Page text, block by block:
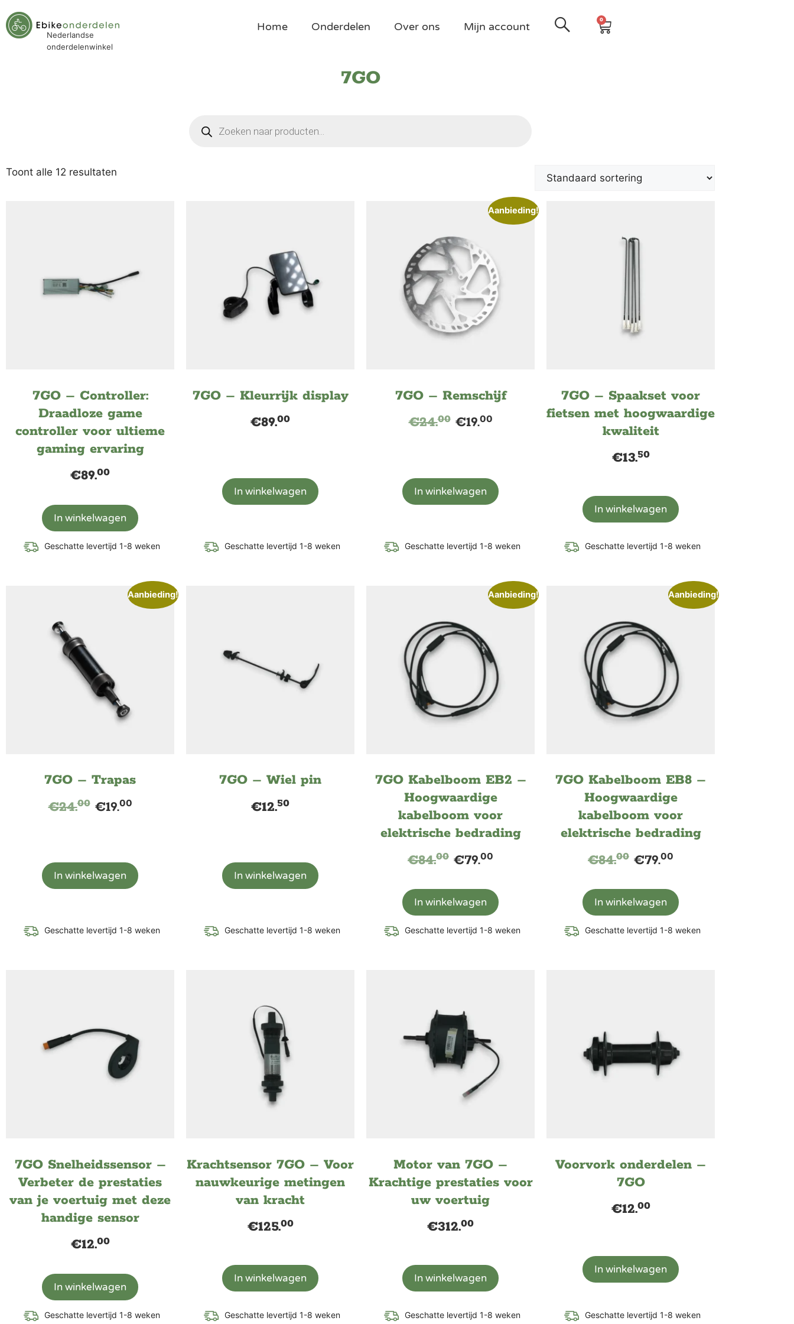
Nederlandse
onderdelenwinkel
Home Onderdelen Over ons Mijn account
0
7GO
Toont alle 12 resultaten
7GO – Controller:
Draadloze game
controller voor ultieme
gaming ervaring
€89.00
In winkelwagen
Geschatte levertijd 1-8 weken
7GO – Kleurrijk display
€89.00
In winkelwagen
Geschatte levertijd 1-8 weken
Aanbieding!
7GO – Remschijf
€24.00 €19.00
In winkelwagen
Geschatte levertijd 1-8 weken
7GO – Spaakset voor
fietsen met hoogwaardige
kwaliteit
€13.50
In winkelwagen
Geschatte levertijd 1-8 weken
Aanbieding!
7GO – Trapas
€24.00 €19.00
In winkelwagen
Geschatte levertijd 1-8 weken
7GO – Wiel pin
€12.50
In winkelwagen
Geschatte levertijd 1-8 weken
Aanbieding!
7GO Kabelboom EB2 –
Hoogwaardige
kabelboom voor
elektrische bedrading
€84.00 €79.00
In winkelwagen
Geschatte levertijd 1-8 weken
Aanbieding!
7GO Kabelboom EB8 –
Hoogwaardige
kabelboom voor
elektrische bedrading
€84.00 €79.00
In winkelwagen
Geschatte levertijd 1-8 weken
7GO Snelheidssensor –
Verbeter de prestaties
van je voertuig met deze
handige sensor
€12.00
In winkelwagen
Geschatte levertijd 1-8 weken
Krachtsensor 7GO – Voor
nauwkeurige metingen
van kracht
€125.00
In winkelwagen
Geschatte levertijd 1-8 weken
Motor van 7GO –
Krachtige prestaties voor
uw voertuig
€312.00
In winkelwagen
Geschatte levertijd 1-8 weken
Voorvork onderdelen –
7GO
€12.00
In winkelwagen
Geschatte levertijd 1-8 weken